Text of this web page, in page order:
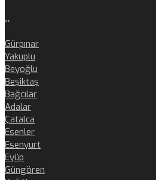
..
Gürpınar
Yakuplu
Beyoğlu
Beşiktaş
Bağcılar
Adalar
Çatalca
Esenler
Esenyurt
Eyüp
Güngören